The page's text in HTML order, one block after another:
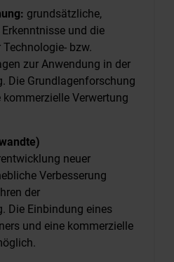
grundsätzliche,
und die
bzw.
zur Anwendung in der
Die Grundlagenforschung
Verwertung
neuer
Verbesserung
der
Die Einbindung eines
und eine kommerzielle